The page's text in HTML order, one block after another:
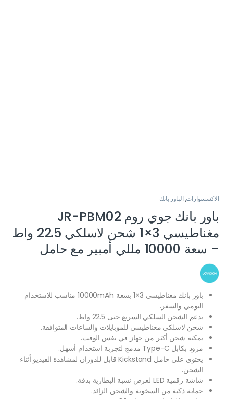
الاكسسوارات,الباور بانك
باور بانك جوي روم JR-PBM02
مغناطيسي 3×1 شحن لاسلكي 22.5 واط
– سعة 10000 مللي أمبير مع حامل
باور بانك مغناطيسي 3×1 بسعة 10000mAh مناسب للاستخدام
اليومي والسفر.
يدعم الشحن السلكي السريع حتى 22.5 واط.
شحن لاسلكي مغناطيسي للموبايلات والساعات المتوافقة.
يمكنه شحن أكثر من جهاز في نفس الوقت.
مزود بكابل Type-C مدمج لتجربة استخدام أسهل.
يحتوي على حامل Kickstand قابل للدوران لمشاهدة الفيديو أثناء
الشحن.
شاشة رقمية LED لعرض نسبة البطارية بدقة.
حماية ذكية من السخونة والشحن الزائد.